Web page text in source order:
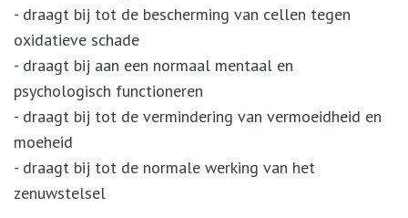
- draagt bij tot de bescherming van cellen tegen
oxidatieve schade
- draagt bij aan een normaal mentaal en
psychologisch functioneren
- draagt bij tot de vermindering van vermoeidheid en
moeheid
- draagt bij tot de normale werking van het
zenuwstelsel